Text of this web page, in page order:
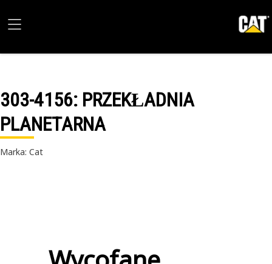
303-4156: PRZEKŁADNIA
PLANETARNA
Marka: Cat